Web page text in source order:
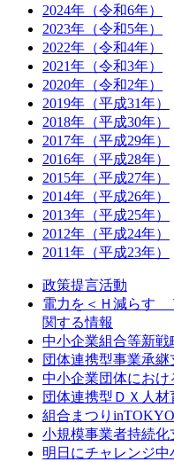
2024年（令和6年）
2023年（令和5年）
2022年（令和4年）
2021年（令和3年）
2020年（令和2年）
2019年（平成31年）
2018年（平成30年）
2017年（平成29年）
2016年（平成28年）
2015年（平成27年）
2014年（平成26年）
2013年（平成25年）
2012年（平成24年）
2011年（平成23年）
政策提言活動
電力を＜Ｈ減ら
関する情報
中小企業組合等新戦
団体連携型事業承継
中小企業団体にお
団体連携型ＤＸ人材
組合まつりinTOKYO
小規模事業者持続化
明日にチャレンジ